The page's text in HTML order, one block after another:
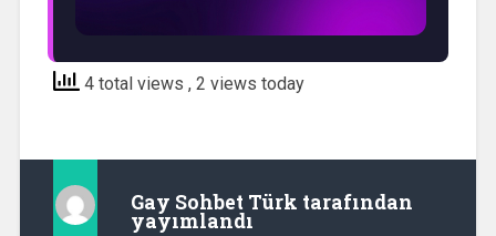
4 total views , 2 views today
Gay Sohbet Türk tarafından
yayımlandı